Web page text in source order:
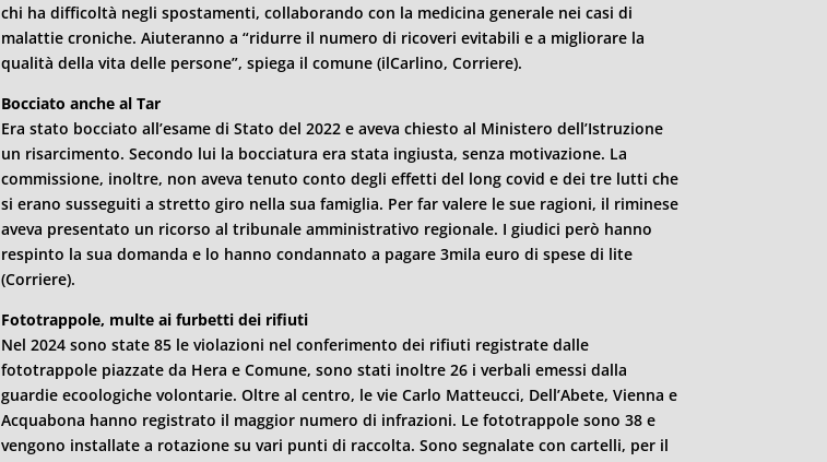
chi ha difficoltà negli spostamenti, collaborando con la medicina generale nei casi di
malattie croniche. Aiuteranno a “ridurre il numero di ricoveri evitabili e a migliorare la
qualità della vita delle persone”, spiega il comune (ilCarlino, Corriere).
Bocciato anche al Tar
Era stato bocciato all’esame di Stato del 2022 e aveva chiesto al Ministero dell’Istruzione
un risarcimento. Secondo lui la bocciatura era stata ingiusta, senza motivazione. La
commissione, inoltre, non aveva tenuto conto degli effetti del long covid e dei tre lutti che
si erano susseguiti a stretto giro nella sua famiglia. Per far valere le sue ragioni, il riminese
aveva presentato un ricorso al tribunale amministrativo regionale. I giudici però hanno
respinto la sua domanda e lo hanno condannato a pagare 3mila euro di spese di lite
(Corriere).
Fototrappole, multe ai furbetti dei rifiuti
Nel 2024 sono state 85 le violazioni nel conferimento dei rifiuti registrate dalle
fototrappole piazzate da Hera e Comune, sono stati inoltre 26 i verbali emessi dalla
guardie ecoologiche volontarie. Oltre al centro, le vie Carlo Matteucci, Dell’Abete, Vienna e
Acquabona hanno registrato il maggior numero di infrazioni. Le fototrappole sono 38 e
vengono installate a rotazione su vari punti di raccolta. Sono segnalate con cartelli, per il